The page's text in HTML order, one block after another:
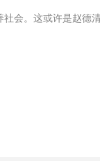
会。这或许是赵德